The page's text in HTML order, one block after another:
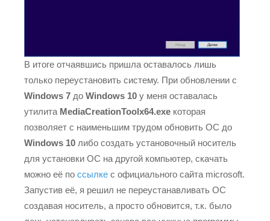
В итоге отчаявшись пришла оставалось лишь
только переустановить систему. При обновлении с
Windows 7 до Windows 10 у меня оставалась
утилита MediaCreationToolx64.exe которая
позволяет с наименьшим трудом обновить ОС до
Windows 10 либо создать установочный носитель
для установки ОС на другой компьютер, скачать
можно её по ссылке с официального сайта microsoft.
Запустив её, я решил не переустанавливать ОС
создавая носитель, а просто обновится, т.к. было